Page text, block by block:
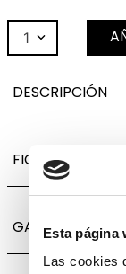
Esta página
Las cookies
1
DESCRIPCIÓN
FICHA TÉCNICA
GARANTÍA,